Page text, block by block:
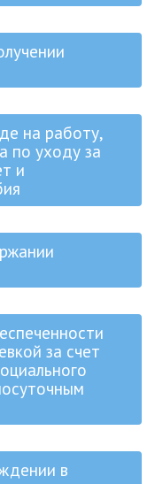
на работу,
по уходу за
и
за счет
в